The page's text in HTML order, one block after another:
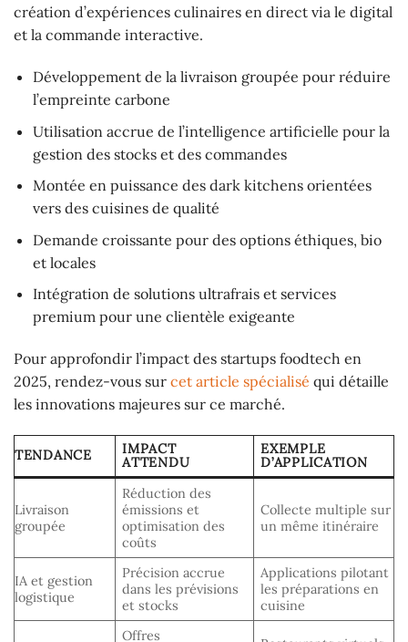
création d’expériences culinaires en direct via le digital
et la commande interactive.
Développement de la livraison groupée pour réduire
l’empreinte carbone
Utilisation accrue de l’intelligence artificielle pour la
gestion des stocks et des commandes
Montée en puissance des dark kitchens orientées
vers des cuisines de qualité
Demande croissante pour des options éthiques, bio
et locales
Intégration de solutions ultrafrais et services
premium pour une clientèle exigeante
Pour approfondir l’impact des startups foodtech en
2025, rendez-vous sur cet article spécialisé qui détaille
les innovations majeures sur ce marché.
TENDANCE
IMPACT
ATTENDU
EXEMPLE
D’APPLICATION
Livraison
groupée
Réduction des
émissions et
optimisation des
coûts
Collecte multiple sur
un même itinéraire
IA et gestion
logistique
Précision accrue
dans les prévisions
et stocks
Applications pilotant
les préparations en
cuisine
Offres